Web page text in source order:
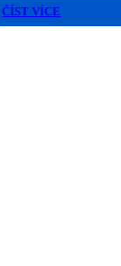
ČÍST VÍCE